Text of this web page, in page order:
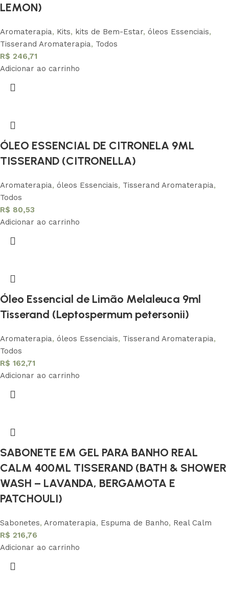
LEMON)
Aromaterapia, Kits, kits de Bem-Estar, óleos Essenciais,
Tisserand Aromaterapia, Todos
R$ 246,71
Adicionar ao carrinho
ÓLEO ESSENCIAL DE CITRONELA 9ML
TISSERAND (CITRONELLA)
Aromaterapia, óleos Essenciais, Tisserand Aromaterapia,
Todos
R$ 80,53
Adicionar ao carrinho
Óleo Essencial de Limão Melaleuca 9ml
Tisserand (Leptospermum petersonii)
Aromaterapia, óleos Essenciais, Tisserand Aromaterapia,
Todos
R$ 162,71
Adicionar ao carrinho
SABONETE EM GEL PARA BANHO REAL
CALM 400ML TISSERAND (BATH & SHOWER
WASH – LAVANDA, BERGAMOTA E
PATCHOULI)
Sabonetes, Aromaterapia, Espuma de Banho, Real Calm
R$ 216,76
Adicionar ao carrinho